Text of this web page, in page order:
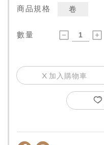
商品規格 卷
數量
加入購物車